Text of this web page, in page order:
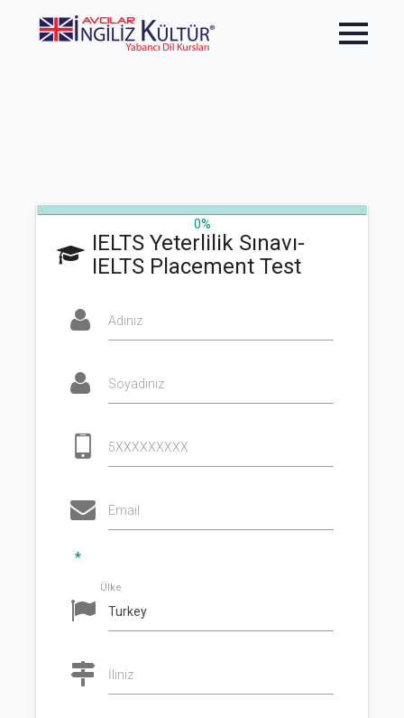
0%
IELTS Yeterlilik Sınavı-
IELTS Placement Test
Adınız
Soyadınız
5XXXXXXXXX
Email
*
Ülke
İliniz